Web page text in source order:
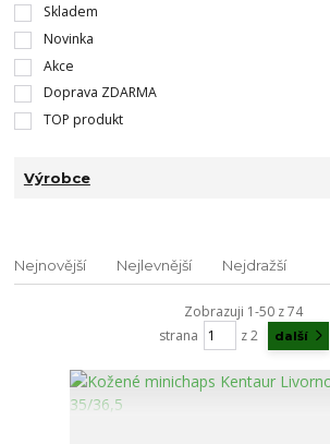
Skladem
Novinka
Akce
Doprava ZDARMA
TOP produkt
Výrobce
Nejnovější Nejlevnější Nejdražší
Zobrazuji 1-50 z 74
strana
z 2 další